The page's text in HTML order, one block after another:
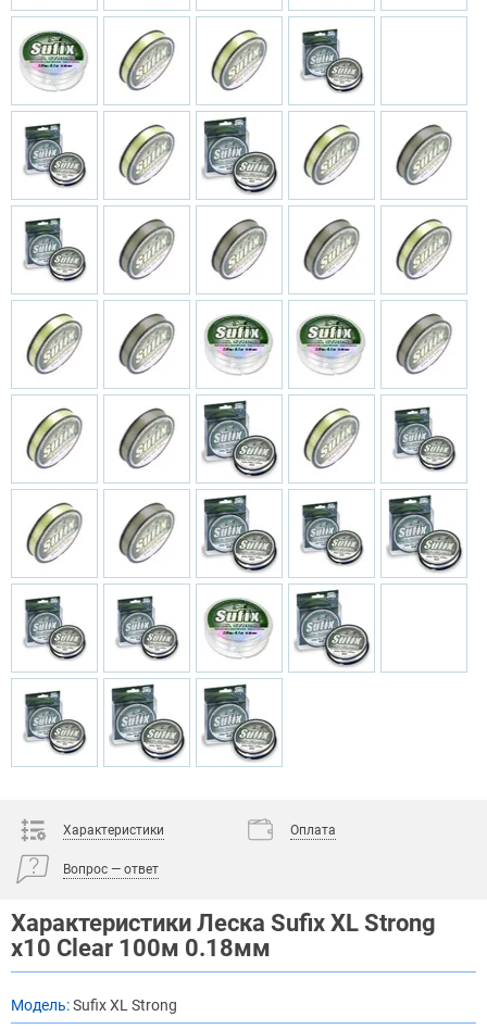
Характеристики Оплата
Вопрос — ответ
Характеристики Леска Sufix XL Strong
x10 Clear 100м 0.18мм
Модель:Sufix XL Strong